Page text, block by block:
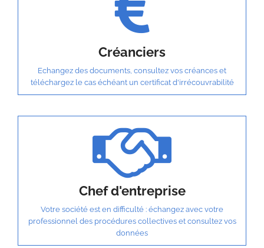
Créanciers
Echangez des documents, consultez vos créances et
téléchargez le cas échéant un certificat d'irrécouvrabilité
Chef d'entreprise
Votre société est en difficulté : échangez avec votre
professionnel des procédures collectives et consultez vos
données